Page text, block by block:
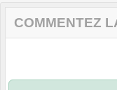
COMMENTEZ